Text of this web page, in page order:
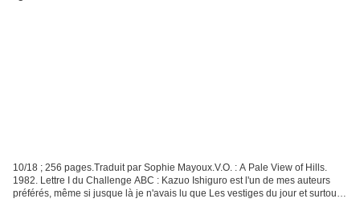
10/18 ; 256 pages.Traduit par Sophie Mayoux.V.O. : A Pale View of Hills.
1982. Lettre I du Challenge ABC : Kazuo Ishiguro est l'un de mes auteurs
préférés, même si jusque là je n'avais lu que Les vestiges du jour et surtout